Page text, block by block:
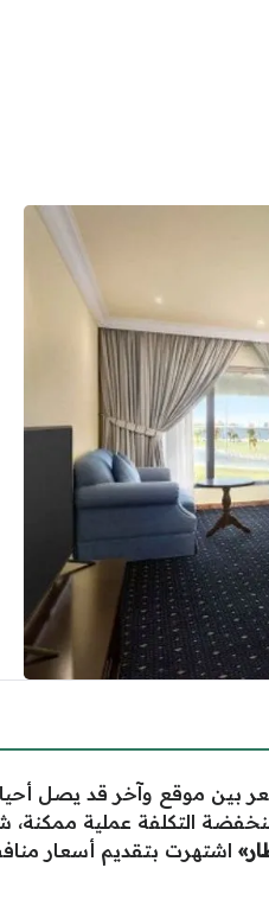
بين موقع وآخر قد يصل
التكلفة عملية
اشتهرت بتقديم أسعار